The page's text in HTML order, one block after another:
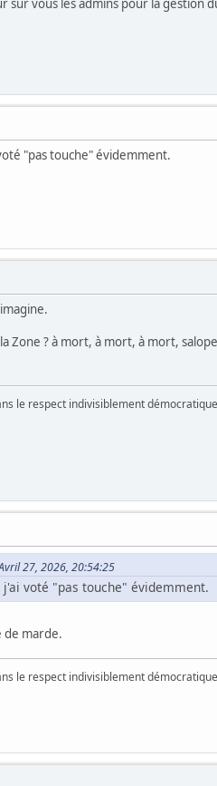
"pas touche" évidemment.
Zone ? à mort, à mort, à mort,
le respect indivisiblement
27, 2026, 20:54:25
voté "pas touche" évidemment.
de marde.
le respect indivisiblement